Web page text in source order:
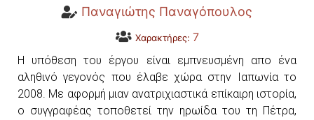
Παναγιώτης Παναγόπουλος
Χαρακτήρες: 7
Η υπόθεση του έργου είναι εμπνευσμένη απο ένα
αληθινό γεγονός που έλαβε χώρα στην Ιαπωνία το
2008. Με αφορμή μιαν ανατριχιαστικά επίκαιρη ιστορία,
ο συγγραφέας τοποθετεί την ηρωίδα του τη Πέτρα,